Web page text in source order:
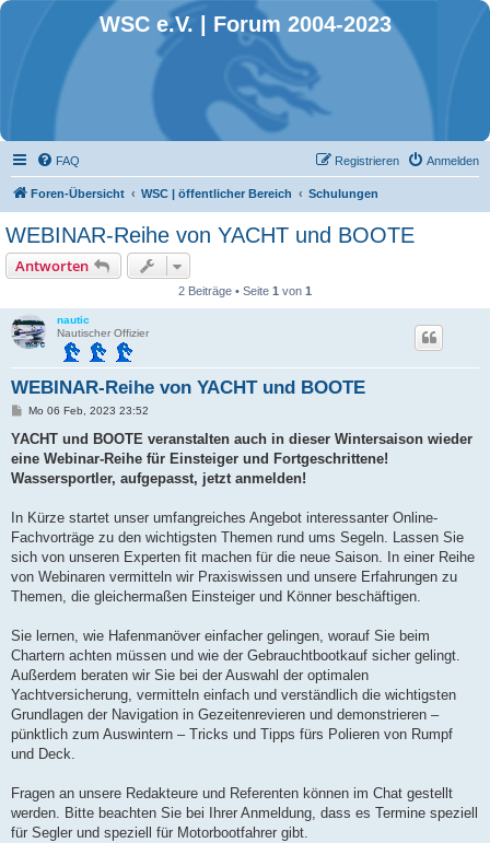
WSC e.V. | Forum 2004-2023
FAQ Anmelden
Registrieren
Foren-Übersicht WSC | öffentlicher Bereich Schulungen
WEBINAR-Reihe von YACHT und BOOTE
Antworten
2 Beiträge • Seite 1 von 1
nautic
Nautischer Offizier
WEBINAR-Reihe von YACHT und BOOTE
B
i
r
a
Mo 06 Feb, 2023 23:52
YACHT und BOOTE veranstalten auch in dieser Wintersaison wieder
eine Webinar-Reihe für Einsteiger und Fortgeschrittene!
Wassersportler, aufgepasst, jetzt anmelden!
In Kürze startet unser umfangreiches Angebot interessanter Online-
Fachvorträge zu den wichtigsten Themen rund ums Segeln. Lassen Sie
sich von unseren Experten fit machen für die neue Saison. In einer Reihe
von Webinaren vermitteln wir Praxiswissen und unsere Erfahrungen zu
Themen, die gleichermaßen Einsteiger und Könner beschäftigen.
Sie lernen, wie Hafenmanöver einfacher gelingen, worauf Sie beim
Chartern achten müssen und wie der Gebrauchtbootkauf sicher gelingt.
Außerdem beraten wir Sie bei der Auswahl der optimalen
Yachtversicherung, vermitteln einfach und verständlich die wichtigsten
Grundlagen der Navigation in Gezeitenrevieren und demonstrieren –
pünktlich zum Auswintern – Tricks und Tipps fürs Polieren von Rumpf
und Deck.
Fragen an unsere Redakteure und Referenten können im Chat gestellt
werden. Bitte beachten Sie bei Ihrer Anmeldung, dass es Termine speziell
für Segler und speziell für Motorbootfahrer gibt.